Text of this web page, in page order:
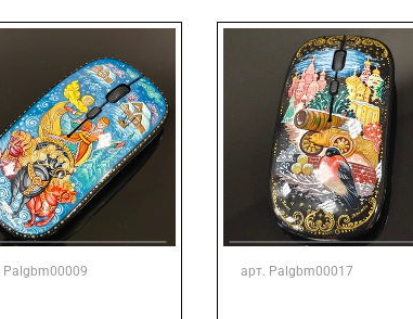
Подарки строителю
Подарки учителю
Palgbm00009 арт. Palgbm00017